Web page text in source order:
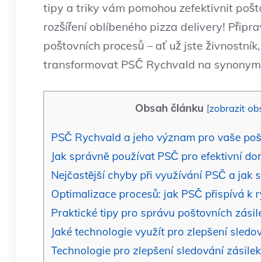
tipy a triky vám pomohou zefektivnit
rozšíření oblíbeného pizza delivery!
poštovních procesů – ať už jste
transformovat PSČ Rychvald na
Obsah článku [zobrazit
PSČ Rychvald a jeho význam pro vaše
Jak správně používat PSČ pro efektivní
Nejčastější chyby při využívání PSČ a jak
Optimalizace procesů: jak PSČ přispívá k
Praktické tipy pro správu poštovních
Jaké technologie využít pro zlepšení
Technologie pro zlepšení sledování zásilek